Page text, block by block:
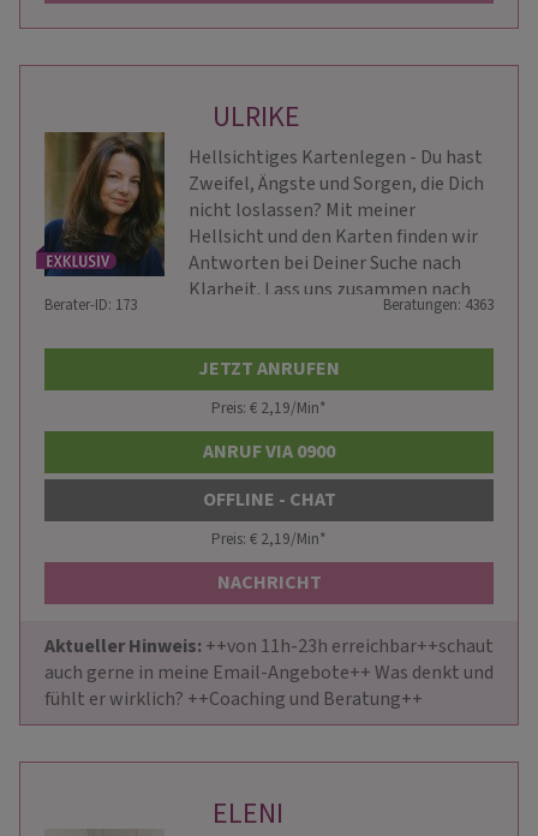
ULRIKE
Hellsichtiges Kartenlegen - Du hast
Zweifel, Ängste und Sorgen, die Dich
nicht loslassen? Mit meiner
Hellsicht und den Karten finden wir
Antworten bei Deiner Suche nach
Klarheit. Lass uns zusammen nach
Berater-ID: 173 Beratungen: 4363
JETZT ANRUFEN
Preis: € 2,19/Min*
ANRUF VIA 0900
OFFLINE - CHAT
Preis: € 2,19/Min*
NACHRICHT
Aktueller Hinweis: ++von 11h-23h erreichbar++schaut
auch gerne in meine Email-Angebote++ Was denkt und
fühlt er wirklich? ++Coaching und Beratung++
ELENI